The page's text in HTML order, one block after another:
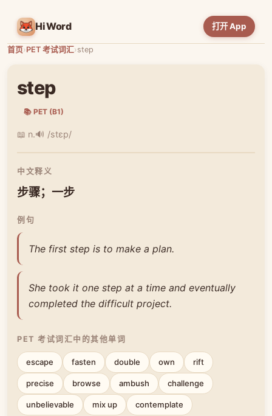
HiWord 打开 App
首页›PET 考试词汇›step
step
📚 PET (B1)
📖 n.🔊 /stɛp/
中文释义
步骤；一步
例句
The first step is to make a plan.
She took it one step at a time and eventually
completed the difficult project.
PET 考试词汇中的其他单词
escape fasten double own rift
precise browse ambush challenge
unbelievable mix up contemplate